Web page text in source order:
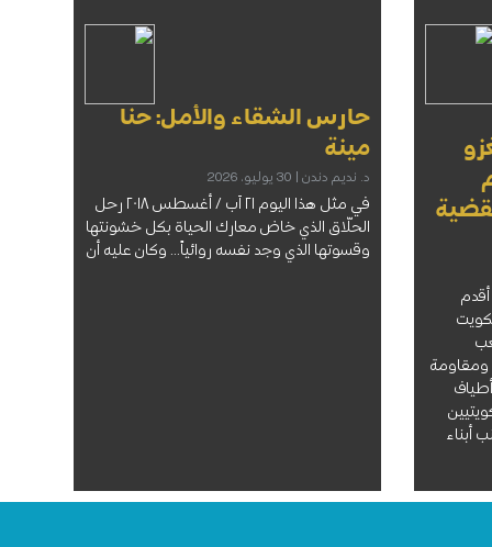
في الثاني من أغسطس العام 1990 أقدم
ومقاومة
أبناء
حارس الشقاء والأمل: حنا
مينة
د. نديم دندن
في مثل هذا اليوم ٢١ آب / أغسطس ٢٠١٨ رحل
الحلّاق الذي خاض معارك الحياة بكل خشونتها
وقسوتها الذي وجد نفسه روائياً… وكان عليه أن